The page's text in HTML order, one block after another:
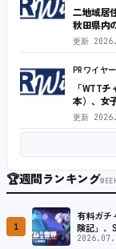
二地域居
秋田県内
更新
PRワイヤー
「WTT
本）、女
更新
🏆週間ランキング
1
有料ガチ
険記」、